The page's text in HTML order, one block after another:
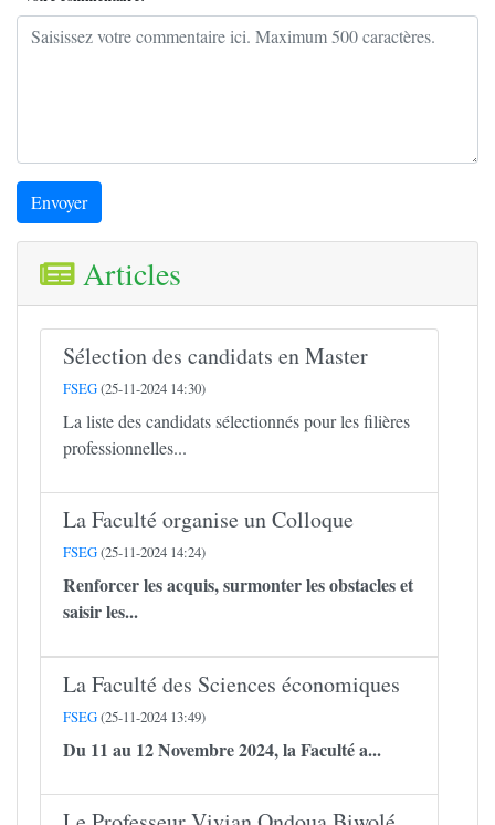
Envoyer
Articles
Sélection des candidats en Master
FSEG(25-11-2024 14:30)
La liste des candidats sélectionnés pour les filières
professionnelles...
La Faculté organise un Colloque
FSEG(25-11-2024 14:24)
Renforcer les acquis, surmonter les obstacles et
saisir les...
La Faculté des Sciences économiques
FSEG(25-11-2024 13:49)
Du 11 au 12 Novembre 2024, la Faculté a...